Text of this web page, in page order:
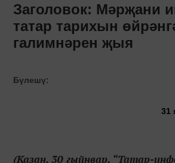
Заголовок: Мәрҗани
татар тарихын
галимнәрен җыя
Бүлешү:
31
(Казан, 30 гыйнвар, “Татар-